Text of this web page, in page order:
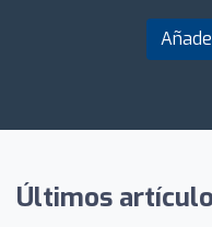
Últimos